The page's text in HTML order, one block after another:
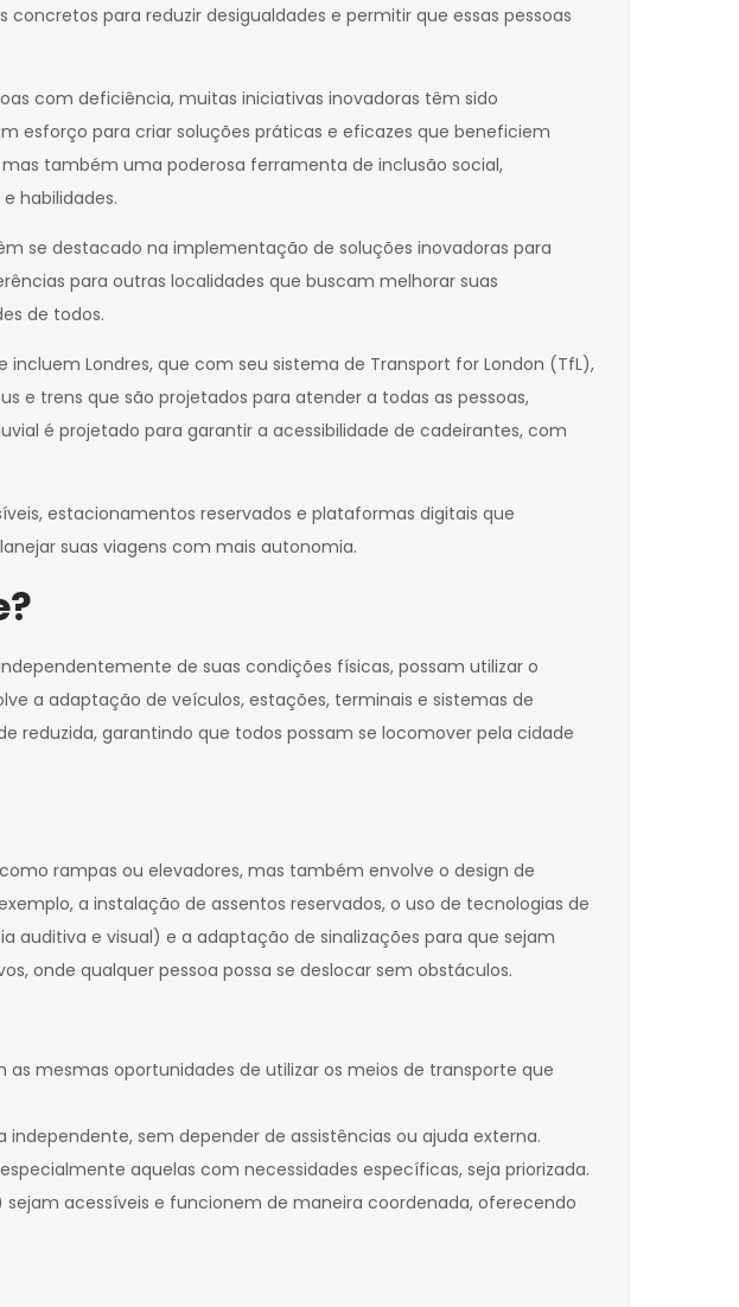
para reduzir desigualdades e permitir que essas pessoas
com deficiência, muitas iniciativas inovadoras têm sido
esforço para criar soluções práticas e eficazes que beneficiem
também uma poderosa ferramenta de inclusão social,
habilidades.
se destacado na implementação de soluções inovadoras para
para outras localidades que buscam melhorar suas
de todos.
Londres, que com seu sistema de Transport for London (TfL),
e trens que são projetados para atender a todas as pessoas,
é projetado para garantir a acessibilidade de cadeirantes, com
estacionamentos reservados e plataformas digitais que
suas viagens com mais autonomia.
de suas condições físicas, possam utilizar o
a adaptação de veículos, estações, terminais e sistemas de
reduzida, garantindo que todos possam se locomover pela cidade
rampas ou elevadores, mas também envolve o design de
a instalação de assentos reservados, o uso de tecnologias de
e visual) e a adaptação de sinalizações para que sejam
onde qualquer pessoa possa se deslocar sem obstáculos.
mesmas oportunidades de utilizar os meios de transporte que
sem depender de assistências ou ajuda externa.
aquelas com necessidades específicas, seja priorizada.
acessíveis e funcionem de maneira coordenada, oferecendo